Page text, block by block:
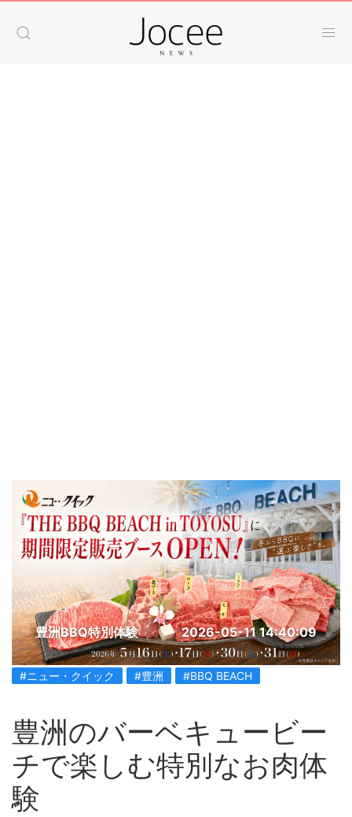
豊洲BBQ特別体験 2026-05-11 14:40:09
#ニュー・クイック #豊洲 #BBQ BEACH
豊洲のバーベキュービー
チで楽しむ特別なお肉体
験